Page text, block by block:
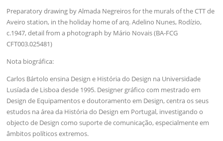
Preparatory drawing by Almada Negreiros for the murals of the CTT de
Aveiro station, in the holiday home of arq. Adelino Nunes, Rodízio,
c.1947, detail from a photograph by Mário Novais (BA-FCG
CFT003.025481)
Nota biográfica:
Carlos Bártolo ensina Design e História do Design na Universidade
Lusíada de Lisboa desde 1995. Designer gráfico com mestrado em
Design de Equipamentos e doutoramento em Design, centra os seus
estudos na área da História do Design em Portugal, investigando o
objecto de Design como suporte de comunicação, especialmente em
âmbitos políticos extremos.